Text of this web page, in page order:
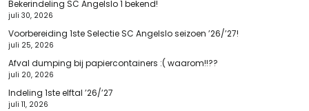
Bekerindeling SC Angelslo 1 bekend!
juli 30, 2026
Voorbereiding 1ste Selectie SC Angelslo seizoen ’26/’27!
juli 25, 2026
Afval dumping bij papiercontainers :( waarom!!??
juli 20, 2026
Indeling 1ste elftal ’26/’27
juli 11, 2026